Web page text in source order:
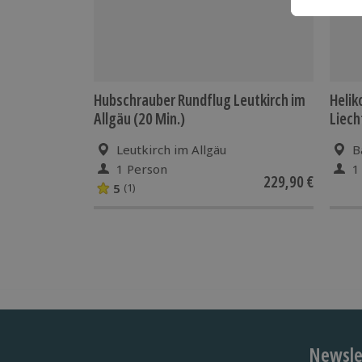
Hubschrauber Rundflug Leutkirch im
Allgäu (20 Min.)
Leutkirch im Allgäu
1 Person
5 (1) 229,90 €